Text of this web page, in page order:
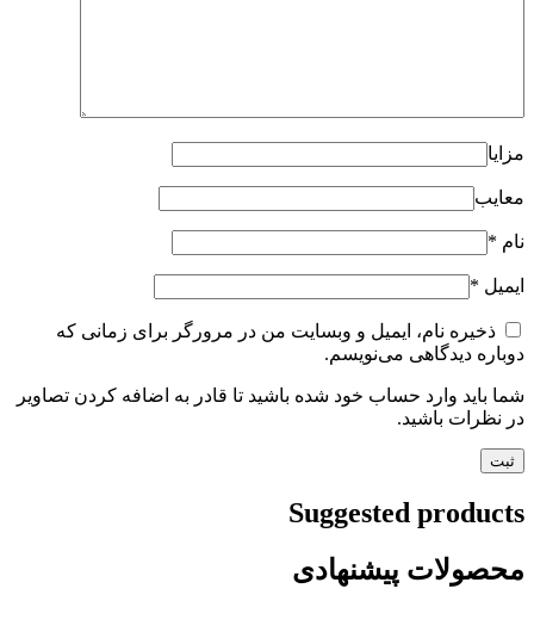
مزایا
معایب
نام *
ایمیل *
ذخیره نام، ایمیل و وبسایت من در مرورگر برای زمانی که
دوباره دیدگاهی می‌نویسم.
شما باید وارد حساب خود شده باشید تا قادر به اضافه کردن تصاویر
در نظرات باشید.
Suggested products
محصولات پیشنهادی